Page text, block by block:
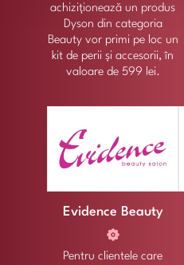
achiziționează un produs
Dyson din categoria
Beauty vor primi pe loc un
kit de perii și accesorii, în
valoare de 599 lei.
Evidence Beauty
Pentru clientele care